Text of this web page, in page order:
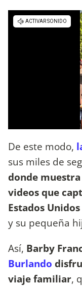
De este modo,
sus miles de
donde
videos que
Estados Unidos
y su pequeña
Así, Barby
Burlando
viaje familiar,